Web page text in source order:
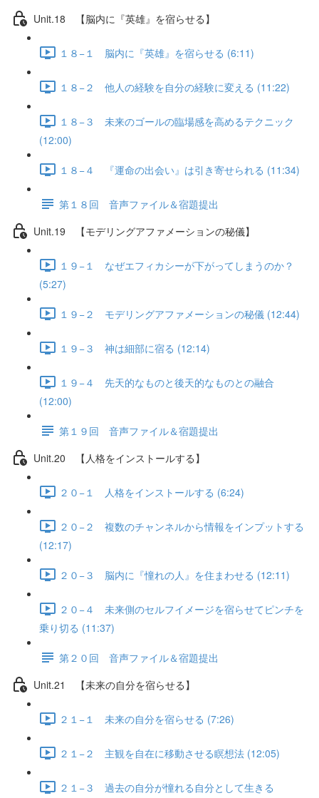
Unit.18 【脳内に『英雄』を宿らせる】
１８−１ 脳内に『英雄』を宿らせる (6:11)
１８−２ 他人の経験を自分の経験に変える (11:22)
１８−３ 未来のゴールの臨場感を高めるテクニック
(12:00)
１８−４ 『運命の出会い』は引き寄せられる (11:34)
第１８回 音声ファイル＆宿題提出
Unit.19 【モデリングアファメーションの秘儀】
１９−１ なぜエフィカシーが下がってしまうのか？
(5:27)
１９−２ モデリングアファメーションの秘儀 (12:44)
１９−３ 神は細部に宿る (12:14)
１９−４ 先天的なものと後天的なものとの融合
(12:00)
第１９回 音声ファイル＆宿題提出
Unit.20 【人格をインストールする】
２０−１ 人格をインストールする (6:24)
２０−２ 複数のチャンネルから情報をインプットする
(12:17)
２０−３ 脳内に『憧れの人』を住まわせる (12:11)
２０−４ 未来側のセルフイメージを宿らせてピンチを
乗り切る (11:37)
第２０回 音声ファイル＆宿題提出
Unit.21 【未来の自分を宿らせる】
２１−１ 未来の自分を宿らせる (7:26)
２１−２ 主観を自在に移動させる瞑想法 (12:05)
２１−３ 過去の自分が憧れる自分として生きる